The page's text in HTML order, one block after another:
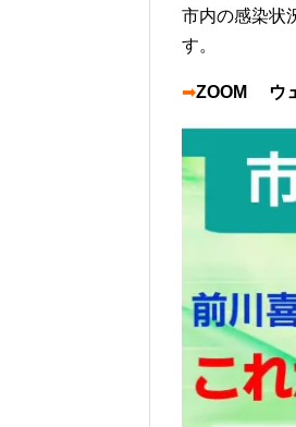
市内の感染状
す。
➡ZOOM ウ